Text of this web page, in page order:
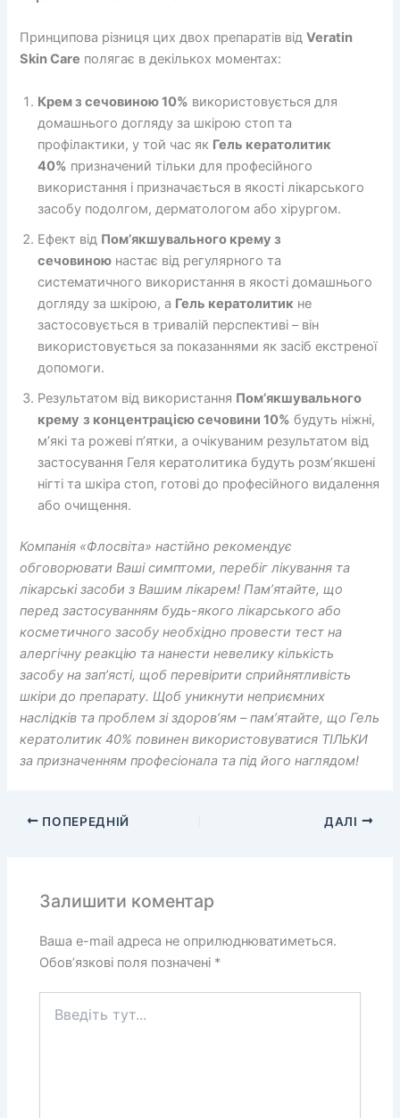
Принципова різниця цих двох препаратів відVeratin
Skin Care полягає в декількох моментах:
Крем з сечовиною 10% використовується для
домашнього догляду за шкірою стоп та
профілактики, у той час як Гель кератолитик
40% призначений тільки для професійного
використання і призначається в якості лікарського
засобу подолгом, дерматологом або хірургом.
Ефект від Пом’якшувального крему з
сечовиною настає від регулярного та
систематичного використання в якості домашнього
догляду за шкірою, а Гель кератолитик не
застосовується в тривалій перспективі – він
використовується за показаннями як засіб екстреної
допомоги.
Результатом від використання Пом’якшувального
крему з концентрацією сечовини 10% будуть ніжні,
м’які та рожеві п’ятки, а очікуваним результатом від
застосування Геля кератолитика будуть розм’якшені
нігті та шкіра стоп, готові до професійного видалення
або очищення.
Компанія «Флосвіта» настійно рекомендує
обговорювати Ваші симптоми, перебіг лікування та
лікарські засоби з Вашим лікарем! Пам’ятайте, що
перед застосуванням будь-якого лікарського або
косметичного засобу необхідно провести тест на
алергічну реакцію та нанести невелику кількість
засобу на зап’ясті, щоб перевірити сприйнятливість
шкіри до препарату. Щоб уникнути неприємних
наслідків та проблем зі здоров’ям – пам’ятайте, що Гель
кератолитик 40% повинен використовуватися ТІЛЬКИ
за призначенням професіонала та під його наглядом!
ПОПЕРЕДНІЙ ДАЛІ
Залишити коментар
Ваша e-mail адреса не оприлюднюватиметься.
Обов’язкові поля позначені *
тут...